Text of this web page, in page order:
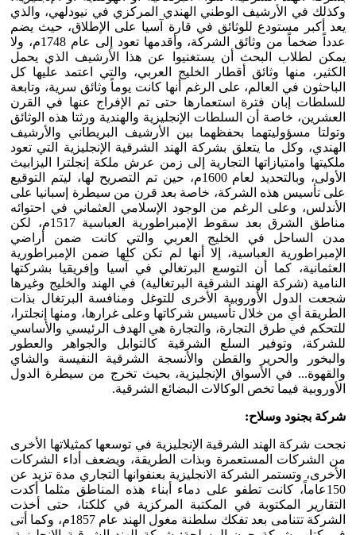
وكذلك في الأرشيف الوطني الهندي المركزي في نيودلهي، والذي
يعد أكبر مستودع للوثائق في قارة آسيا على الإطلاق، حيث يضم
عدداً ضخماً من وثائق الشركة، وأقدمها تعود إلى عام 1748م، ولا
يمكن لطلاب البحث أن يستغنيوا عن هذا الأرشيف الذي يحمل
الكثير، منها وثائق أقطار الخليج العربي، والتي اعتمد عليها كل
الباحثون في العالم، على الرغم أنها كانت يوماً وثائق سرية، وتابعة
للسلطات إبان فترة استعمارها حتى تم الإفراج عنها في القرن
العشرين، خاصة أن السلطات الإنجليزية والهندية ورثتا هذه الوثائق
وتولتا مسؤوليتهما بحفظهما بين الأرشيف البريطاني والأرشيف
الهندي، وكل ما يتعلق بشركة الهند الشرقية الإنجليزية التي تعود
ملكيتها وامتيازاتها التجارية إلى زمن عرش ملكة إنجلترا اليزابيث
الأولى، وبالتحديد لعام 1600م، حين تم التصريح لها، ليتم التوقيع
على تأسيس هذه الشركة، خاصة بعد قرن من سيطرة إسبانيا على
الأندلس، وعلى الرغم من الوجود الإسلامي العثماني في احتوائه
مناطق الشرق بعد سقوط الإمبراطورية العباسية 1517م، لكن
مدن الساحل في الخليج العربي والتي كانت ضمن أراضي
الإمبراطورية العباسية، إلا أنها لم تكن كلها ضمن الإمبراطورية
العثمانية، كما أن التوسع البرتغالي في آسيا وإفريقيا بشركتها
النامية (شركة الهند الشرقية البرتغالية) في الهند والخليج وغيرها
شجعت الدول الأوروبية الأخرى للتوغل ومنافسة البرتغال بذات
الطريقة أي من خلال تأسيس شركاتها وعلى غرارها، ومنها إنجلترا،
للتحكم في طرق التجارة، والتجارة هي الهدف الرئيسي والأساسي
للشركة، وتوفير السلع الشرقية كالتوابل والجواهر والعطور
والبخور والحرير والقطن والأنسجة الشرقية النفيسة والشاي
والقهوة... في الأسواق الإنجليزية، بحيث تخرج من سيطرة الدول
الأوروبية فيما تخص الوكالات البضائع الشرقية.
شركة بجنود وسلاح:
نجحت شركة الهند الشرقية الإنجليزية في توسعها كمثيلاتها الأخرى
من الشركات المستعمرة وبذات الطريقة، ويضعف أداء الشركات
الأخرى، وتستمر الشركة الانجليزية بعنفوانها التجاري مدة تزيد عن
150عاماً، كانت تطفو على دماء أبناء هذه المناطق مثلما أكدت
التقارير المكتوبة في المكتبة المركزية في كلكتا، حتى أخذت
الشركة تتنامى بعد تفكك سلطنة مغول الهند عام 1857م، وكما أتى